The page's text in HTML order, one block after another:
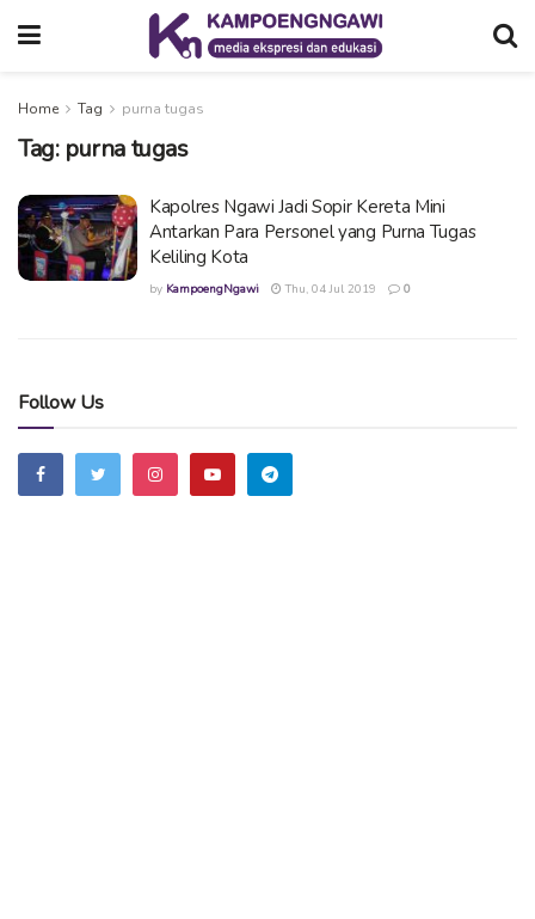
Home Tag purna tugas
Tag: purna tugas
Kapolres Ngawi Jadi Sopir Kereta Mini
Antarkan Para Personel yang Purna Tugas
Keliling Kota
by KampoengNgawi Thu, 04 Jul 2019 0
Follow Us